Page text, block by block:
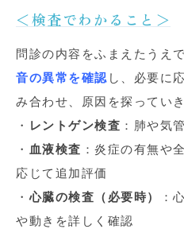
＜検査でわかること＞
問診の内容をふまえたうえで
音の異常を確認 し、必要に
み合わせ、原因を探っていき
・ レントゲン検査 ：肺や気
・ 血液検査 ：炎症の有無や
応じて追加評価
・心臓の検査（必要時）
：
や動きを詳しく確認